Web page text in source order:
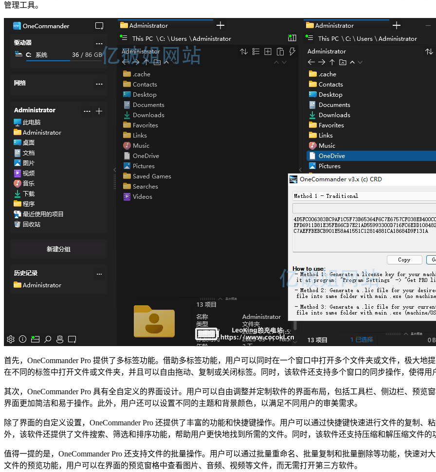
管理工具。
首先，OneCommander Pro 提供了多标签功能。借助多标签功能，用户可以同时在一个窗口中打开多个文件夹或文件，极大
在不同的标签中打开文件或文件夹，并且可以自由拖动、复制或关闭标签。同时，该软件还支持多个窗口的同步操作，使得用
其次，OneCommander Pro 具有全自定义的界面设计。用户可以自由调整并定制软件的界面布局，包括工具栏、侧边栏、预
界面更加简洁和易于操作。此外，用户还可以设置不同的主题和背景颜色，以满足不同用户的审美需求。
除了界面的自定义设置，OneCommander Pro 还提供了丰富的功能和快捷键操作。用户可以通过快捷键快速进行文件的复制
外，该软件还提供了文件搜索、筛选和排序功能，帮助用户更快地找到所需的文件。同时，该软件还支持压缩和解压缩文件的
值得一提的是，OneCommander Pro 还支持文件的批量操作。用户可以通过批量重命名、批量复制和批量删除等功能，快速
文件的预览功能，用户可以在界面的预览窗格中查看图片、音频、视频等文件，而无需打开第三方软件。